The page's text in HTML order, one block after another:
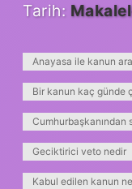
Tarih:
Anayasa ile kanun
Bir kanun kaç günde
Geciktirici veto nedir
Kabul edilen kanun